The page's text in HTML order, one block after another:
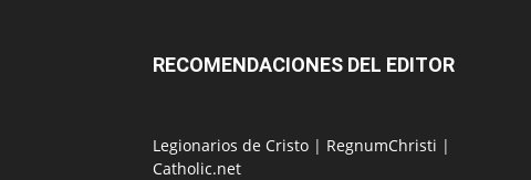
RECOMENDACIONES DEL EDITOR
Legionarios de Cristo | RegnumChristi |
Catholic.net